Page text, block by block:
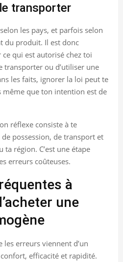
transporter
les pays, et parfois selon
du produit. Il est donc
qui est autorisé chez toi
transporter ou d’utiliser une
les faits, ignorer la loi peut te
que ton intention est de
réflexe consiste à te
possession, de transport et
ta région. C’est une étape
erreurs coûteuses.
à
une
les erreurs viennent d’un
efficacité et rapidité.